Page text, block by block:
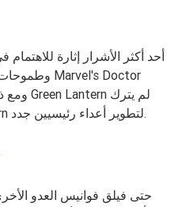
مجالًا كبيرًا لفيلق Green Lantern لتطوير أعداء رئيسيين جدد.
حتى فيلق فوانيس العدو